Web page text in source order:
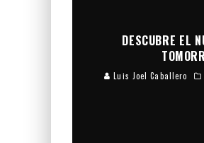
DESCUBRE EL
Luis Joel Caballero